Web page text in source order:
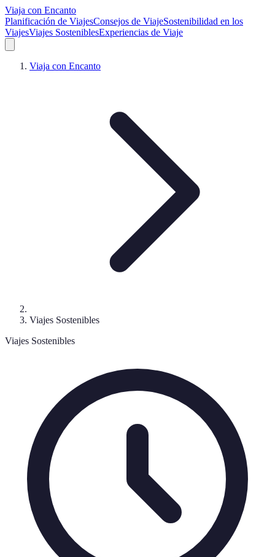
Viaja con Encanto
Planificación de ViajesConsejos de ViajeSostenibilidad en los
ViajesViajes SosteniblesExperiencias de Viaje
Viaja con Encanto
Viajes Sostenibles
Viajes Sostenibles